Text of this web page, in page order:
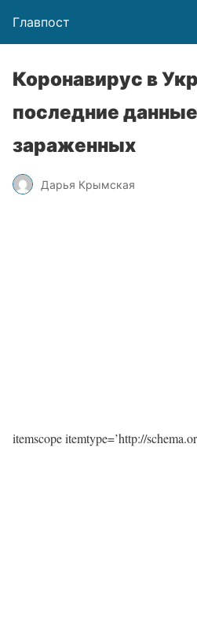
Главпост
Коронавирус в
последние
зараженных
Дарья Крымская
itemscope itemtype=’http://